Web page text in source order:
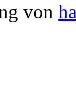
von